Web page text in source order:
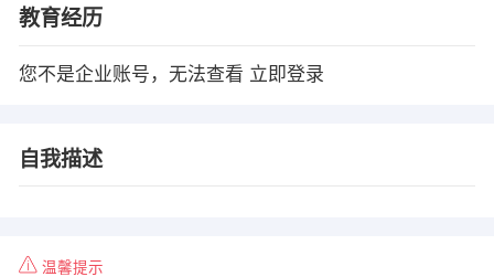
教育经历
您不是企业账号，无法查看 立即登录
自我描述
温馨提示